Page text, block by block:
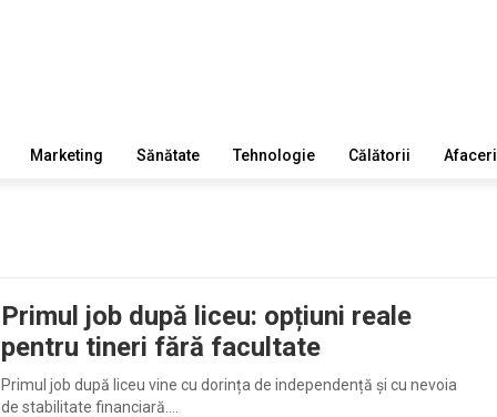
Marketing Sănătate Tehnologie Călătorii Afaceri
Primul job după liceu: opțiuni reale
pentru tineri fără facultate
Primul job după liceu vine cu dorința de independență și cu nevoia
de stabilitate financiară.…